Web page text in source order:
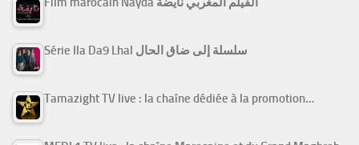
Série Ila Da9 Lhal سلسلة إلى ضاق الحال
Tamazight TV live : la chaîne dédiée à la promotion…